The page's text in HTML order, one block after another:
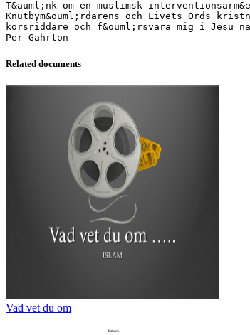
T&auml;nk om en muslimsk
Knutbym&ouml;rdarens och Livets Ords
korsriddare och f&ouml;rsvara mig i Jesu
Related documents
Vad vet du om